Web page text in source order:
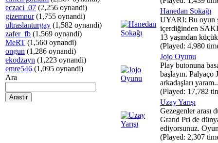
eczaci_07 (2,256 oynandi)
gizemnur(1,755 oynandi)
ultraslanturgay (1,582 oynandi)
zafer_fb (1,569 oynandi)
MeRT (1,560 oynandi)
ongun (1,286 oynandi)
ekodzayn (1,223 oynandi)
emre546 (1,095 oynandi)
Ara
Hanedan Sokağı
UYARI: Bu oyun
içerdiğinden
13 yaşından
(Played: 4,980
Jojo Oyunu
Play butonuna
başlayın. Palyaço
arkadaşları
(Played: 17,782
Uzay Yarışı
Gezegenler arası
Grand Pri de
ediyorsunuz.
(Played: 2,307